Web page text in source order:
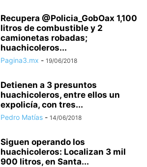
Recupera @Policia_GobOax 1,100
litros de combustible y 2
camionetas robadas;
huachicoleros...
Pagina3.mx - 19/06/2018
Detienen a 3 presuntos
huachicoleros, entre ellos un
expolicía, con tres...
Pedro Matías - 14/06/2018
Siguen operando los
huachicoleros: Localizan 3 mil
900 litros, en Santa...